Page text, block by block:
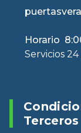
Horario
Servicios
Terceros